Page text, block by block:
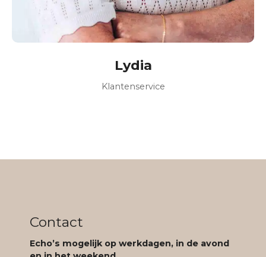
Lydia
Klantenservice
Contact
Echo’s mogelijk op werkdagen, in de avond